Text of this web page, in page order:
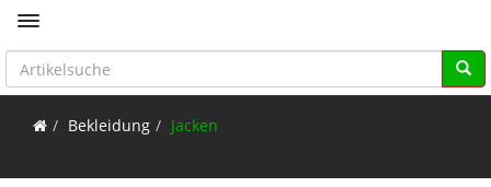
Toggle navigation
Bekleidung Jacken